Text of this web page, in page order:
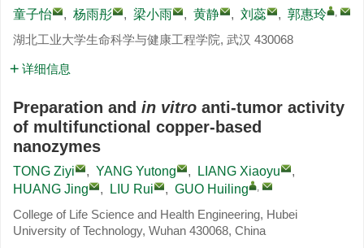
童子怡 , 杨雨彤 , 梁小雨 , 黄静 , 刘蕊 , 郭惠玲 ,
湖北工业大学生命科学与健康工程学院, 武汉 430068
详细信息
Preparation and in vitro anti-tumor activity
of multifunctional copper-based
nanozymes
TONG Ziyi , YANG Yutong , LIANG Xiaoyu
,
HUANG Jing
, LIU Rui , GUO Huiling ,
College of Life Science and Health Engineering, Hubei
University of Technology, Wuhan 430068, China